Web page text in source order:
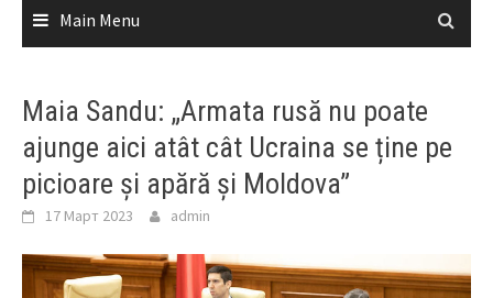
Main Menu
Maia Sandu: „Armata rusă nu poate
ajunge aici atât cât Ucraina se ține pe
picioare și apără și Moldova”
17 Март 2023 admin